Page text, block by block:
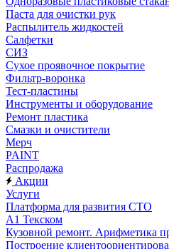
Паста для очистки рук
Распылитель жидкостей
Салфетки
СИЗ
Сухое проявочное покрытие
Фильтр-воронка
Тест-пластины
Инструменты и оборудование
Ремонт пластика
Смазки и очистители
Мерч
PAINT
Распродажа
Акции
Услуги
Платформа для развития СТО
А1 Текском
Кузовной ремонт. Арифметика
Построение